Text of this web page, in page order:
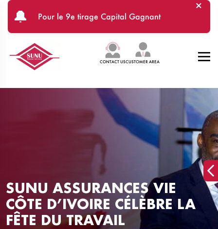
Skip to main content
🔔 Pour le 9e tirage Capital Gagnant
×
CONTACT USCUSTOMER AREA
SUNU ASSURANCES VIE
CÔTE D’IVOIRE CÉLÈBRE LA
FÊTE DU TRAVAIL